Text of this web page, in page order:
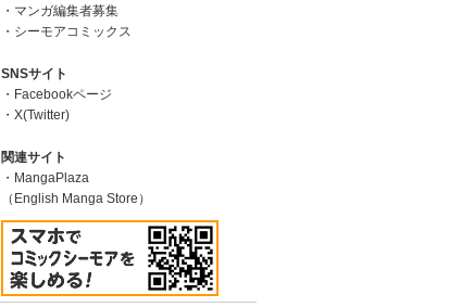
マンガ編集者募集
シーモアコミックス
SNSサイト
Facebookページ
X(Twitter)
関連サイト
MangaPlaza
（English Manga Store）